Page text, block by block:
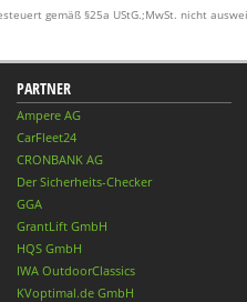
gemäß §25a UStG.;MwSt. nicht
PARTNER
Ampere AG
CarFleet24
CRONBANK AG
Der Sicherheits-Checker
GGA
GrantLift GmbH
HQS GmbH
IWA OutdoorClassics
KVoptimal.de GmbH